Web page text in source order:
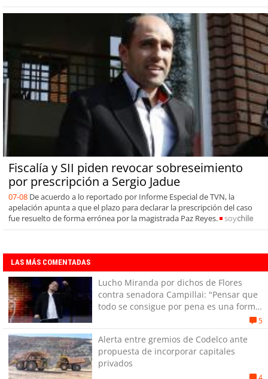
Fiscalía y SII piden revocar sobreseimiento
por prescripción a Sergio Jadue
07-08 De acuerdo a lo reportado por Informe Especial de TVN, la
apelación apunta a que el plazo para declarar la prescripción del caso
fue resuelto de forma errónea por la magistrada Paz Reyes.
soychile
LAS MÁS COMENTADAS
Lucho Miranda por dichos de Flores
contra senadora Campillai: "Pensar que
todo se consigue por pena es una forma
5
Alerta entre gremios de Codelco ante
propuesta de incorporar capitales
privados